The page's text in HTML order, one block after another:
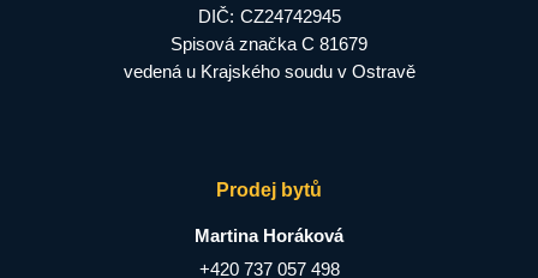
DIČ: CZ24742945
Spisová značka C 81679
vedená u Krajského soudu v Ostravě
Prodej bytů
Martina Horáková
+420 737 057 498